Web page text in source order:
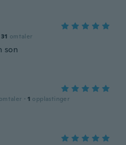
31 omtaler
son
omtaler · 1 opplastinger